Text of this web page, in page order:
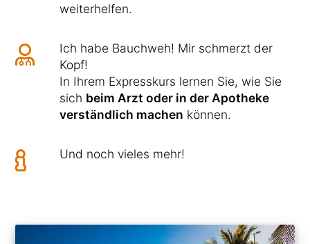
weiterhelfen.
Ich habe Bauchweh! Mir schmerzt der
Kopf!
In Ihrem Expresskurs lernen Sie, wie Sie
sich beim Arzt oder in der Apotheke
verständlich machen können.
Und noch vieles mehr!